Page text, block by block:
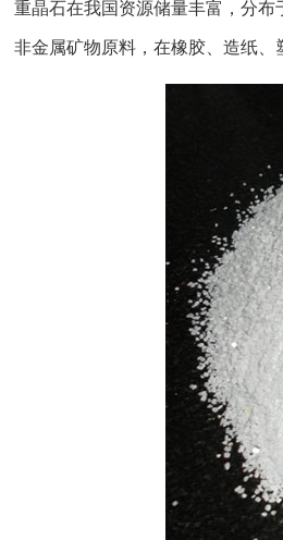
重晶石在我国资源储量丰富，分
非金属矿物原料，在橡胶、造纸